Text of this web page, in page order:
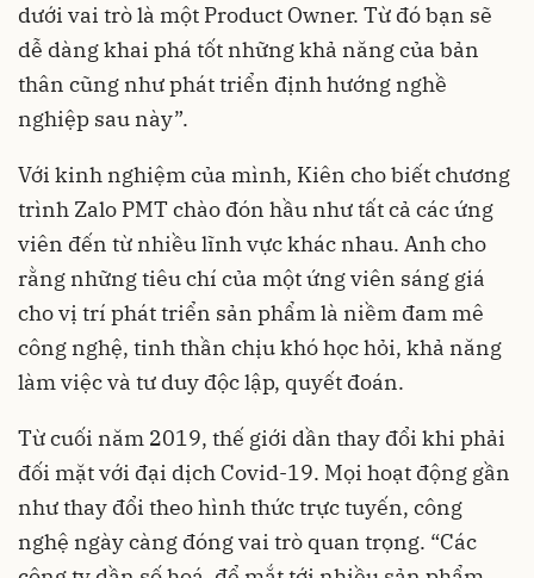
dưới vai trò là một Product Owner. Từ đó bạn sẽ
dễ dàng khai phá tốt những khả năng của bản
thân cũng như phát triển định hướng nghề
nghiệp sau này”.
Với kinh nghiệm của mình, Kiên cho biết chương
trình Zalo PMT chào đón hầu như tất cả các ứng
viên đến từ nhiều lĩnh vực khác nhau. Anh cho
rằng những tiêu chí của một ứng viên sáng giá
cho vị trí phát triển sản phẩm là niềm đam mê
công nghệ, tinh thần chịu khó học hỏi, khả năng
làm việc và tư duy độc lập, quyết đoán.
Từ cuối năm 2019, thế giới dần thay đổi khi phải
đối mặt với đại dịch Covid-19. Mọi hoạt động gần
như thay đổi theo hình thức trực tuyến, công
nghệ ngày càng đóng vai trò quan trọng. “Các